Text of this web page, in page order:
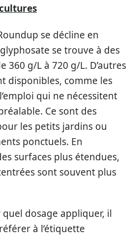
se décline en
se trouve à des
360 g/L à 720 g/L. D’autres
disponibles, comme les
qui ne nécessitent
Ce sont des
les petits jardins ou
ponctuels. En
surfaces plus étendues,
sont souvent plus
dosage appliquer, il
à l’étiquette